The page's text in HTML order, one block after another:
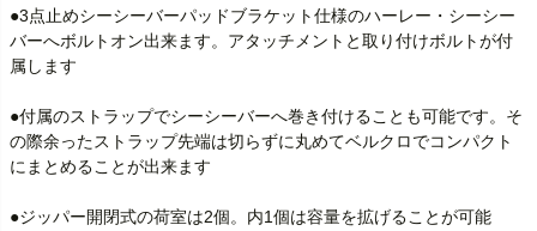
●3点止めシーシーバーパッドブラケット仕様のハーレー・シーシー
バーへボルトオン出来ます。アタッチメントと取り付けボルトが付
属します
●付属のストラップでシーシーバーへ巻き付けることも可能です。そ
の際余ったストラップ先端は切らずに丸めてベルクロでコンパクト
にまとめることが出来ます
●ジッパー開閉式の荷室は2個。内1個は容量を拡げることが可能